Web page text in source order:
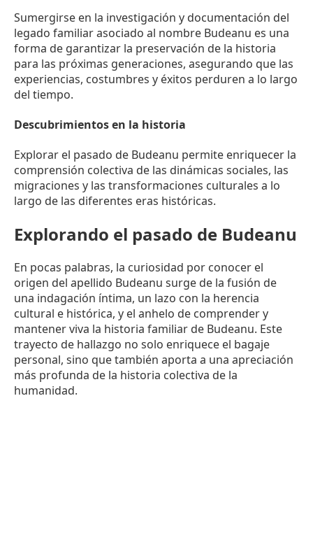
Sumergirse en la investigación y documentación del
legado familiar asociado al nombre Budeanu es una
forma de garantizar la preservación de la historia
para las próximas generaciones, asegurando que las
experiencias, costumbres y éxitos perduren a lo largo
del tiempo.
Descubrimientos en la historia
Explorar el pasado de Budeanu permite enriquecer la
comprensión colectiva de las dinámicas sociales, las
migraciones y las transformaciones culturales a lo
largo de las diferentes eras históricas.
Explorando el pasado de Budeanu
En pocas palabras, la curiosidad por conocer el
origen del apellido Budeanu surge de la fusión de
una indagación íntima, un lazo con la herencia
cultural e histórica, y el anhelo de comprender y
mantener viva la historia familiar de Budeanu. Este
trayecto de hallazgo no solo enriquece el bagaje
personal, sino que también aporta a una apreciación
más profunda de la historia colectiva de la
humanidad.